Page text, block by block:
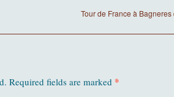
Tour de France à Bagneres
Required fields are marked *